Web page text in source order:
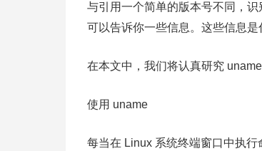
与引用一个简单的版本号不同，
可以告诉你一些信息。这些信息是
在本文中，我们将认真研究
使用 uname
每当在 Linux 系统终端窗口中执